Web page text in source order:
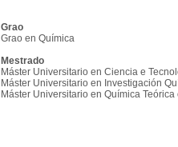
Grao
Grao en Química
Mestrado
Máster Universitario en Ciencia e
Máster Universitario en Investigación
Máster Universitario en Química